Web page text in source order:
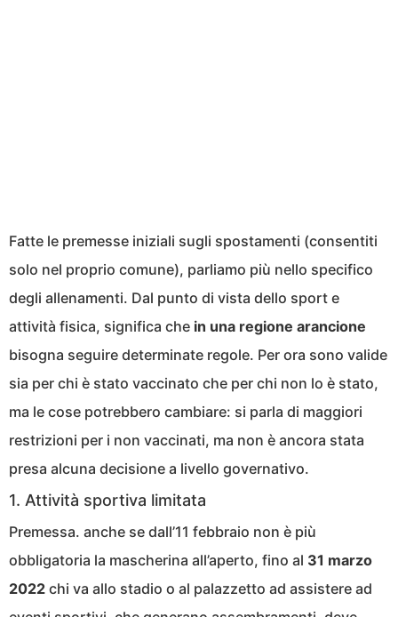
Fatte le premesse iniziali sugli spostamenti (consentiti
solo nel proprio comune), parliamo più nello specifico
degli allenamenti. Dal punto di vista dello sport e
attività fisica, significa che in una regione arancione
bisogna seguire determinate regole. Per ora sono valide
sia per chi è stato vaccinato che per chi non lo è stato,
ma le cose potrebbero cambiare: si parla di maggiori
restrizioni per i non vaccinati, ma non è ancora stata
presa alcuna decisione a livello governativo.
1. Attività sportiva limitata
Premessa. anche se dall’11 febbraio non è più
obbligatoria la mascherina all’aperto, fino al 31 marzo
2022 chi va allo stadio o al palazzetto ad assistere ad